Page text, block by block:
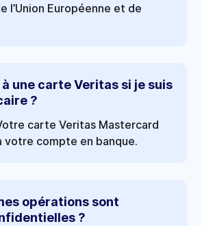
l’Union Européenne et de
une carte Veritas si je suis
?
carte Veritas Mastercard
votre compte en banque.
opérations sont
?